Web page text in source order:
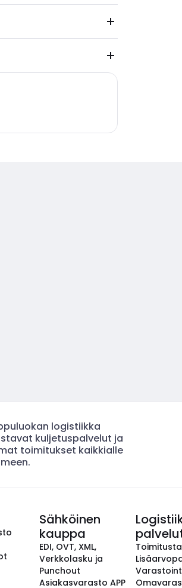
logistiikka
kuljetuspalvelut ja
toimitukset kaikkialle
Sähköinen
kauppa
EDI, OVT, XML,
Verkkolasku ja
Punchout
Asiakasvarasto APP